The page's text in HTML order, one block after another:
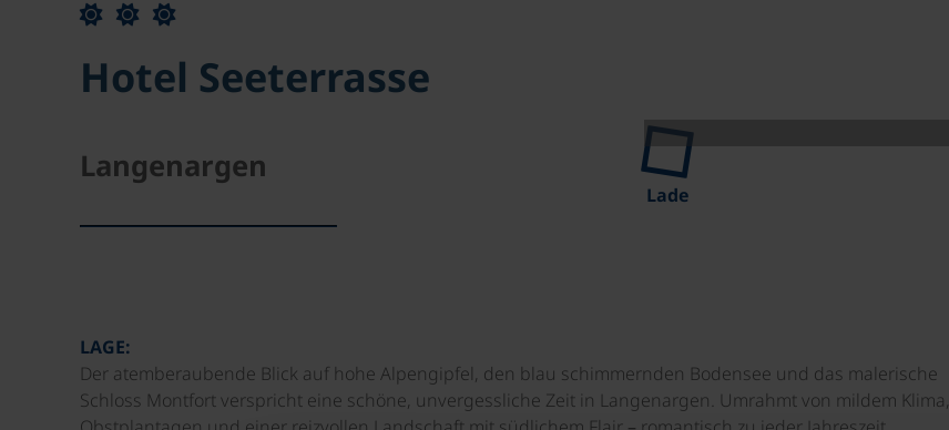
Hotel Seeterrasse
Langenargen
Lade
LAGE:
Der atemberaubende Blick auf hohe Alpengipfel, den blau schimmernden Bodensee und das malerische
Schloss Montfort verspricht eine schöne, unvergessliche Zeit in Langenargen. Umrahmt von mildem Klima,